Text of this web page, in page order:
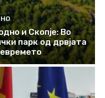
и Скопје: Во
парк од дрвјата